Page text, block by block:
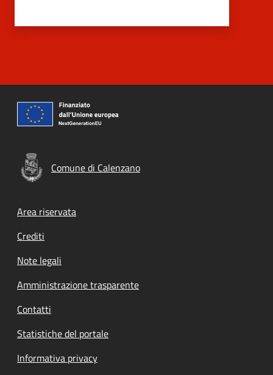
Comune di Calenzano
Footer menu
Area riservata
Crediti
Note legali
Amministrazione trasparente
Contatti
Statistiche del portale
Informativa privacy